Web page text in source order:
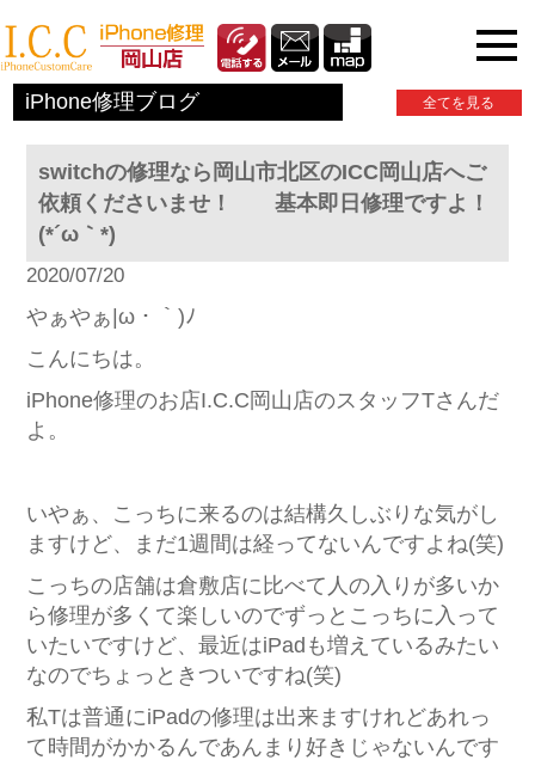
iPhone修理ブログ 全てを見る
switchの修理なら岡山市北区のICC岡山店へご
依頼くださいませ！ 基本即日修理ですよ！
(*´ω｀*)
2020/07/20
やぁやぁ|ω・｀)ﾉ
こんにちは。
iPhone修理のお店I.C.C岡山店のスタッフTさんだ
よ。
いやぁ、こっちに来るのは結構久しぶりな気がし
ますけど、まだ1週間は経ってないんですよね(笑)
こっちの店舗は倉敷店に比べて人の入りが多いか
ら修理が多くて楽しいのでずっとこっちに入って
いたいですけど、最近はiPadも増えているみたい
なのでちょっときついですね(笑)
私Tは普通にiPadの修理は出来ますけれどあれっ
て時間がかかるんであんまり好きじゃないんです